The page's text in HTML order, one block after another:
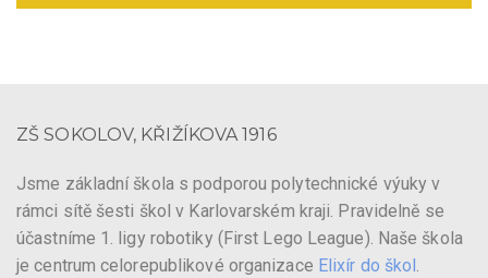
ZŠ SOKOLOV, KŘIŽÍKOVA 1916
Jsme základní škola s podporou polytechnické výuky v
rámci sítě šesti škol v Karlovarském kraji. Pravidelně se
účastníme 1. ligy robotiky (First Lego League). Naše škola
je centrum celorepublikové organizace Elixír do škol.